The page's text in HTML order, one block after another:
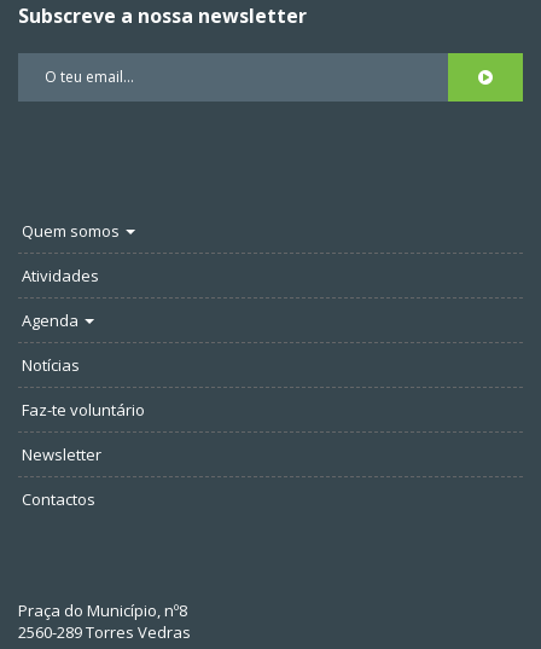
Subscreve a nossa newsletter
Quem somos
Atividades
Agenda
Notícias
Faz-te voluntário
Newsletter
Contactos
Praça do Município, nº8
2560-289 Torres Vedras